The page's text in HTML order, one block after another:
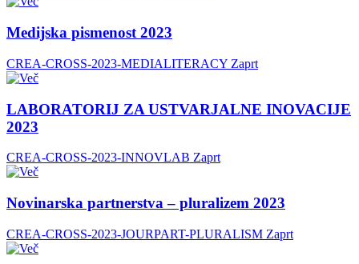
Medijska pismenost 2023
CREA-CROSS-2023-MEDIALITERACY Zaprt
LABORATORIJ ZA USTVARJALNE INOVACIJE
2023
CREA-CROSS-2023-INNOVLAB Zaprt
Novinarska partnerstva – pluralizem 2023
CREA-CROSS-2023-JOURPART-PLURALISM Zaprt